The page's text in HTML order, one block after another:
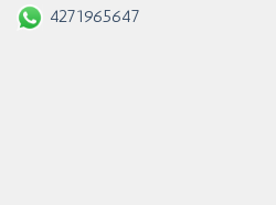
4271965647